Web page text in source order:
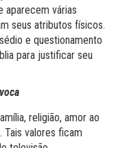
aparecem várias
seus atributos físicos.
e questionamento
para justificar seu
religião, amor ao
Tais valores ficam